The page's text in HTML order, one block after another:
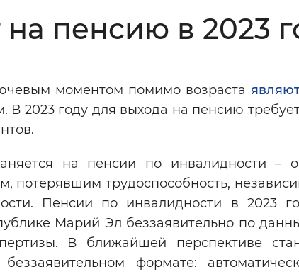
Увеличенный Большой
монохромный Синий фон
Остановить Повторить
пенсию в 2023
моментом помимо возраста
2023 году для выхода на пенсию
на пенсии по инвалидности –
потерявшим трудоспособность,
Пенсии по инвалидности в 2023
Марий Эл беззаявительно по
В ближайшей перспективе
формате: